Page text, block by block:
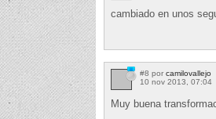
cambiado en unos
#8 por camilovallejo
10 nov 2013, 07:04
Muy buena